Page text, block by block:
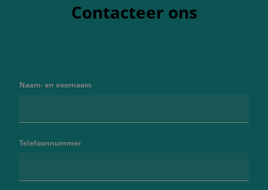
Contacteer ons
Naam- en voornaam
Telefoonnummer